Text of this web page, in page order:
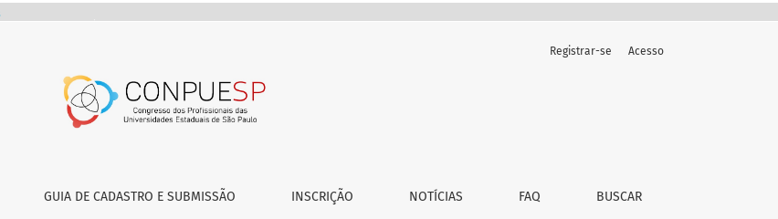
GUIA DE CADASTRO E SUBMISSÃO INSCRIÇÃO NOTÍCIAS FAQ BUSCAR
Registrar-se Acesso